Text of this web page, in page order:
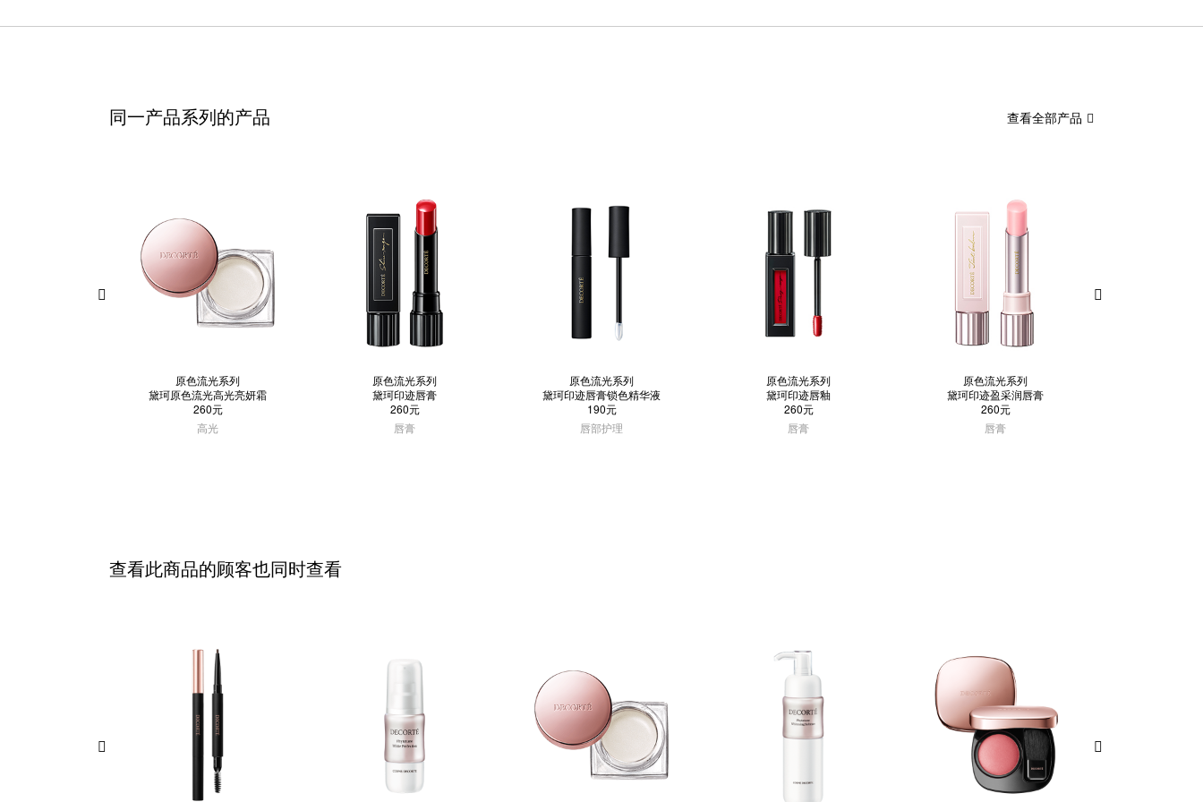
同一产品系列的产品
原色流光系列
黛珂原色流光高光亮妍霜
260元
高光
原色流光系列
黛珂印迹唇膏
260元
唇膏
原色流光系列
黛珂印迹唇膏锁色精华液
190元
唇部护理
原色流光系列
黛珂印迹唇釉
260元
唇膏
原色流光系列
黛珂印迹盈采润唇膏
260元
唇膏
查看全部产品
查看此商品的顾客也同时查看